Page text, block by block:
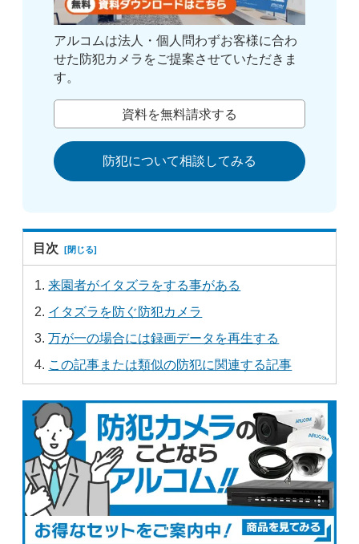
アルコムは法人・個人問わずお客様に合わ
せた防犯カメラをご提案させていただきま
す。
資料を無料請求する
防犯について相談してみる
目次
来園者がイタズラをする事がある
イタズラを防ぐ防犯カメラ
万が一の場合には録画データを再生する
この記事または類似の防犯に関連する記事